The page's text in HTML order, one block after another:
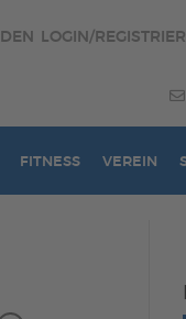
LOGIN/
FITNESS VEREIN